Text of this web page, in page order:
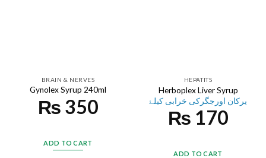
BRAIN & NERVES
Gynolex Syrup 240ml
₨ 350
ADD TO CART
HEPATITS
Herboplex Liver Syrup
یرکان اورجگرکی خرابی کیلۓ
₨ 170
ADD TO CART